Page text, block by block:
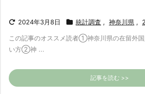
2024年3月8日 統計調査 , 神奈川県 ,
この記事のオススメ読者①神奈川県の在留外国
い方②神 ...
記事を読む >>